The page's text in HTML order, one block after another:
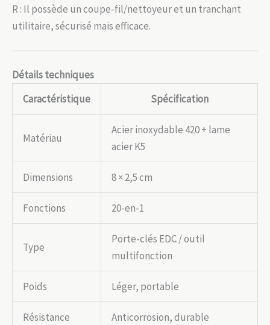
R : Il possède un coupe-fil/nettoyeur et un tranchant
utilitaire, sécurisé mais efficace.
Détails techniques
Caractéristique
Spécification
Matériau
Acier inoxydable 420 + lame
acier K5
Dimensions 8 × 2,5 cm
Fonctions 20-en-1
Type
Porte-clés EDC / outil
multifonction
Poids Léger, portable
Résistance Anticorrosion, durable